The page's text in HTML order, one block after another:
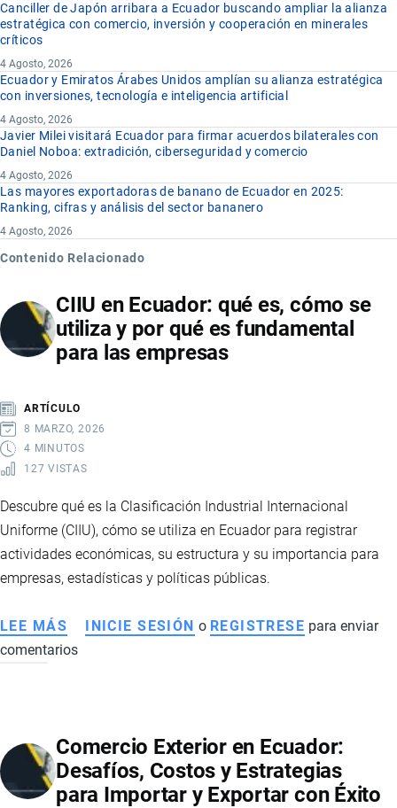
Canciller de Japón arribara a Ecuador buscando ampliar la alianza
estratégica con comercio, inversión y cooperación en minerales
críticos
4 Agosto, 2026
Ecuador y Emiratos Árabes Unidos amplían su alianza estratégica
con inversiones, tecnología e inteligencia artificial
4 Agosto, 2026
Javier Milei visitará Ecuador para firmar acuerdos bilaterales con
Daniel Noboa: extradición, ciberseguridad y comercio
4 Agosto, 2026
Las mayores exportadoras de banano de Ecuador en 2025:
Ranking, cifras y análisis del sector bananero
4 Agosto, 2026
Contenido Relacionado
CIIU en Ecuador: qué es, cómo se
utiliza y por qué es fundamental
para las empresas
ARTÍCULO
8 MARZO, 2026
4 MINUTOS
127 VISTAS
Descubre qué es la Clasificación Industrial Internacional
Uniforme (CIIU), cómo se utiliza en Ecuador para registrar
actividades económicas, su estructura y su importancia para
empresas, estadísticas y políticas públicas.
LEE MÁS SOBRE
CIIU
ES,
CÓMO
SE
INICIE SESIÓN o REGISTRESE para enviar
comentarios
Comercio Exterior en Ecuador:
Desafíos, Costos y Estrategias
para Importar y Exportar con Éxito